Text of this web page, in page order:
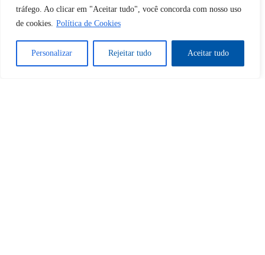
tráfego. Ao clicar em "Aceitar tudo", você concorda com nosso uso
de cookies. Política de Cookies
Personalizar Rejeitar tudo Aceitar tudo
Desbloquear esquerda : 0
Sim Não